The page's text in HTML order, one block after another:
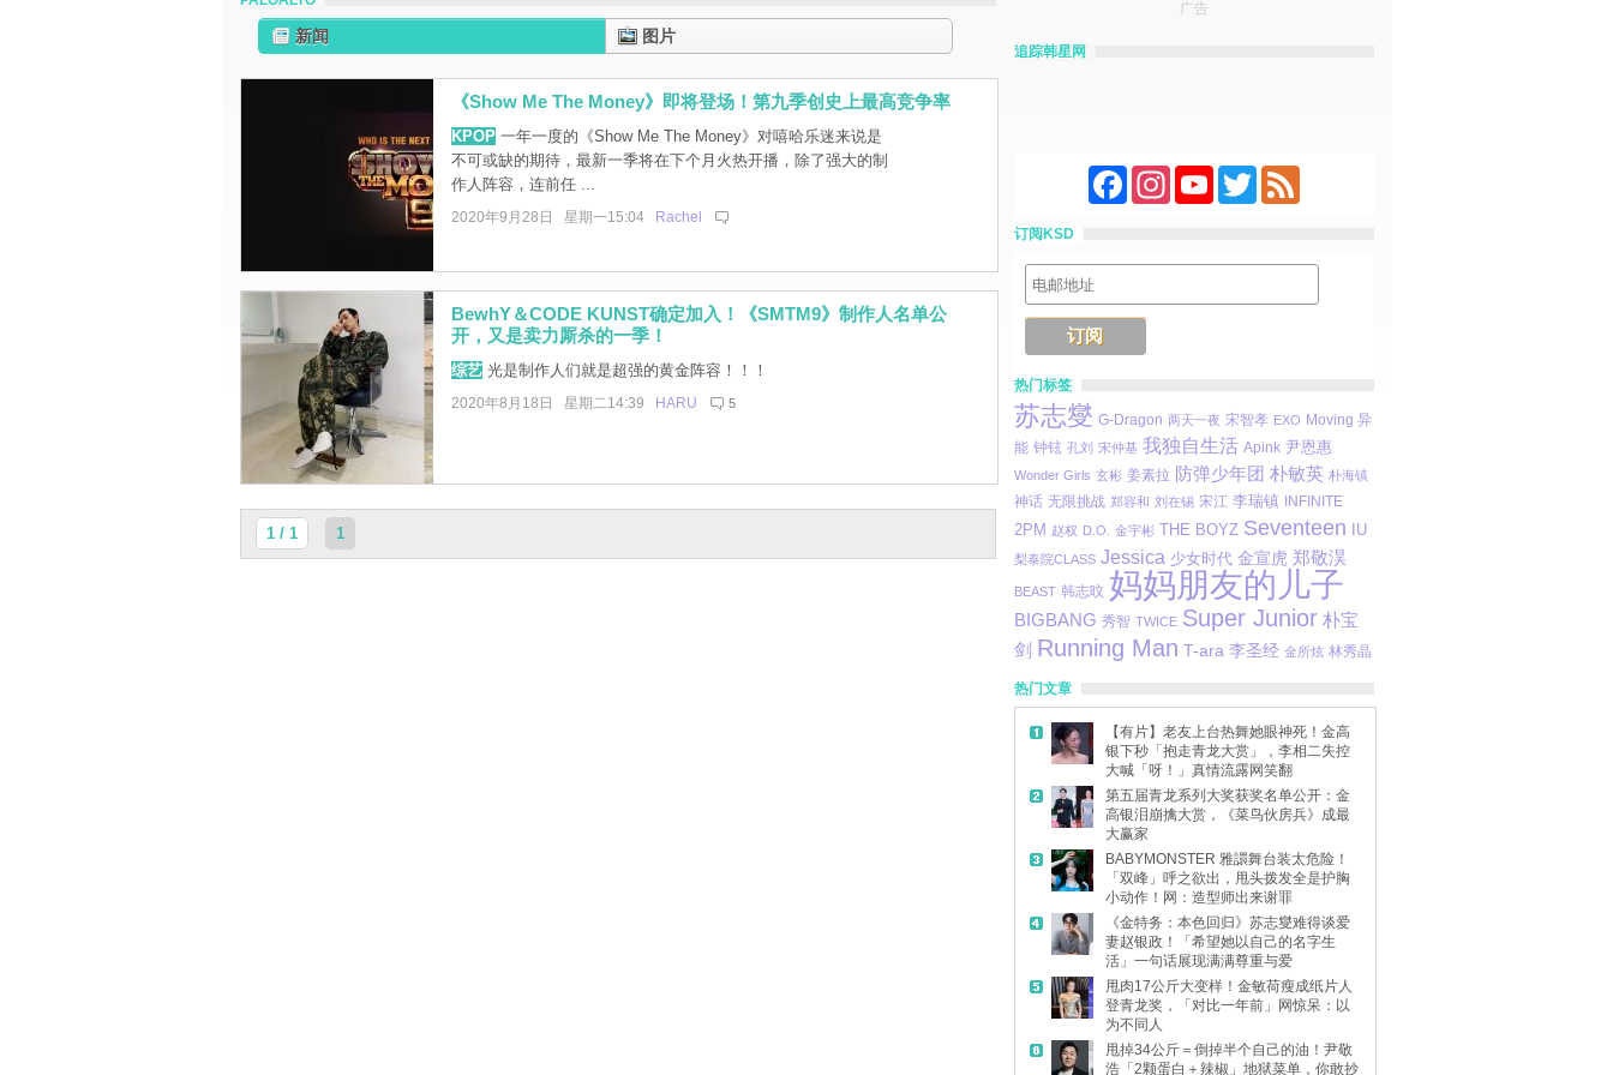
新闻 图片
《Show Me The Money》即将登场！第九季创史上最高竞争率
KPOP一年一度的《Show Me The Money》对嘻哈乐迷来说是
不可或缺的期待，最新一季将在下个月火热开播，除了强大的制
作人阵容，连前任 ...
2020年9月28日 星期一15:04 Rachel
BewhY＆CODE KUNST确定加入！《SMTM9》制作人名单公
开，又是卖力厮杀的一季！
综艺光是制作人们就是超强的黄金阵容！！！
2020年8月18日 星期二14:39 HARU 5
1 / 1 1
广告
追踪韩星网
FacebookInstagramYouTubeTwitterFeed
订阅KSD
热门标签
苏志燮 G-Dragon 两天一夜 宋智孝 EXO Moving 异
能 钟铉 孔刘 宋仲基 我独自生活 Apink 尹恩惠
Wonder Girls 玄彬 姜素拉 防弹少年团 朴敏英 朴海镇
神话 无限挑战 郑容和 刘在锡 宋江 李瑞镇 INFINITE
2PM 赵权 D.O. 金宇彬 THE BOYZ Seventeen IU
梨泰院CLASS Jessica 少女时代 金宣虎 郑敬淏
BEAST 韩志旼 妈妈朋友的儿子
BIGBANG 秀智 TWICE Super Junior 朴宝
剑 Running Man T-ara 李圣经 金所炫 林秀晶
热门文章
【有片】老友上台热舞她眼神死！金高
银下秒「抱走青龙大赏」，李相二失控
大喊「呀！」真情流露网笑翻
第五届青龙系列大奖获奖名单公开：金
高银泪崩擒大赏，《菜鸟伙房兵》成最
大赢家
BABYMONSTER 雅譞舞台装太危险！
「双峰」呼之欲出，甩头拨发全是护胸
小动作！网：造型师出来谢罪
《金特务：本色回归》苏志燮难得谈爱
妻赵银政！「希望她以自己的名字生
活」一句话展现满满尊重与爱
甩肉17公斤大变样！金敏荷瘦成纸片人
登青龙奖，「对比一年前」网惊呆：以
为不同人
甩掉34公斤＝倒掉半个自己的油！尹敬
浩「2颗蛋白＋辣椒」地狱菜单，你敢抄